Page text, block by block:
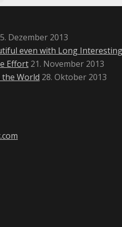
Dezember 2013
even with Long
Effort 21. November 2013
World 28. Oktober 2013